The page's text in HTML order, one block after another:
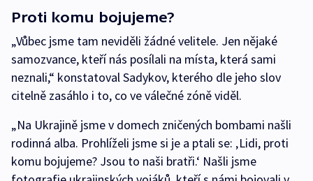
Proti komu bojujeme?
„Vůbec jsme tam neviděli žádné velitele. Jen nějaké
samozvance, kteří nás posílali na místa, která sami
neznali,“ konstatoval Sadykov, kterého dle jeho slov
citelně zasáhlo i to, co ve válečné zóně viděl.
„Na Ukrajině jsme v domech zničených bombami našli
rodinná alba. Prohlíželi jsme si je a ptali se: ‚Lidi, proti
komu bojujeme? Jsou to naši bratři.‘ Našli jsme